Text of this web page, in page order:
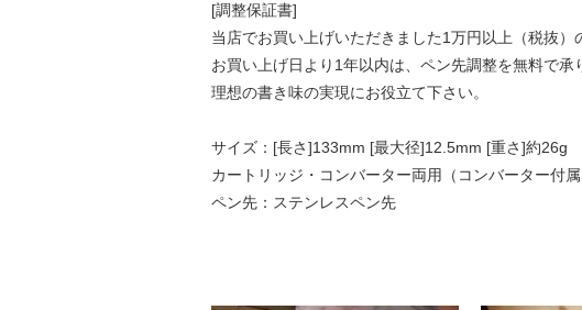
[調整保証書]
当店でお買い上げいただきました1万円以上（税抜
お買い上げ日より1年以内は、ペン先調整を無料で
理想の書き味の実現にお役立て下さい。
サイズ：[長さ]133mm [最大径]12.5mm [重さ]約26g
カートリッジ・コンバーター両用（コンバーター付属
ペン先：ステンレスペン先